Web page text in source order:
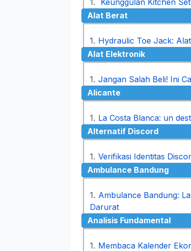
Keunggulan Kitchen
Alat Berat
Hydraulic Toe Jack:
Alat Elektronik
Jangan Salah Beli! Ini
Alicante
La Costa Blanca: un
Alternatif Discord
Verifikasi Identitas
Ambulance Bandung
Ambulance Bandung:
Darurat
Analisis Fundamental
Membaca Kalender